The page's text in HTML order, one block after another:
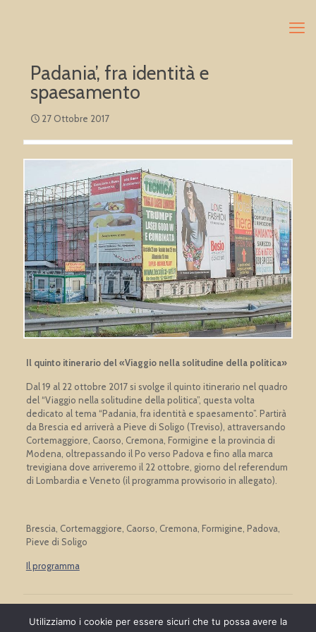
Padania’, fra identità e
spaesamento
27 Ottobre 2017
Il quinto itinerario del «Viaggio nella solitudine della politica»
Dal 19 al 22 ottobre 2017 si svolge il quinto itinerario nel quadro
del “Viaggio nella solitudine della politica”, questa volta
dedicato al tema “Padania, fra identità e spaesamento”. Partirà
da Brescia ed arriverà a Pieve di Soligo (Treviso), attraversando
Cortemaggiore, Caorso, Cremona, Formigine e la provincia di
Modena, oltrepassando il Po verso Padova e fino alla marca
trevigiana dove arriveremo il 22 ottobre, giorno del referendum
di Lombardia e Veneto (il programma provvisorio in allegato).
Brescia, Cortemaggiore, Caorso, Cremona, Formigine, Padova,
Pieve di Soligo
Il programma
Utilizziamo i cookie per essere sicuri che tu possa avere la